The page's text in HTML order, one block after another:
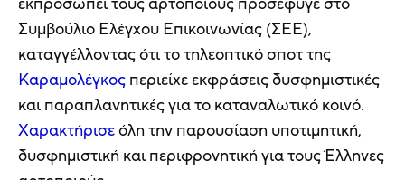
Συμβούλιο Ελέγχου Επικοινωνίας (ΣΕΕ),
καταγγέλλοντας ότι το τηλεοπτικό σποτ της
Καραμολέγκος περιείχε εκφράσεις δυσφημιστικές
και παραπλανητικές για το καταναλωτικό κοινό.
Χαρακτήρισεόλη την παρουσίαση υποτιμητική,
δυσφημιστική και περιφρονητική για τους Έλληνες